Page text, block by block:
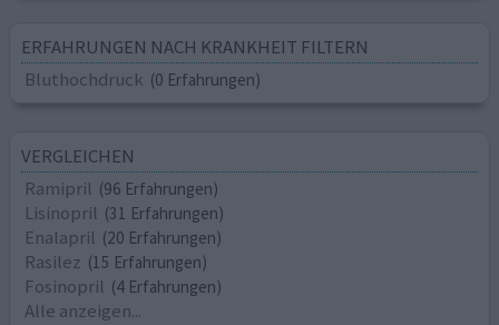
ERFAHRUNGEN NACH KRANKHEIT FILTERN
Bluthochdruck (0 Erfahrungen)
VERGLEICHEN
Ramipril (96 Erfahrungen)
Lisinopril (31 Erfahrungen)
Enalapril (20 Erfahrungen)
Rasilez (15 Erfahrungen)
Fosinopril (4 Erfahrungen)
Alle anzeigen...